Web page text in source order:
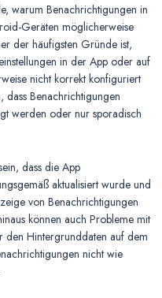
warum Benachrichtigungen in
Geräten möglicherweise
der häufigsten Gründe ist,
in der App oder auf
nicht korrekt konfiguriert
dass Benachrichtigungen
werden oder nur sporadisch
dass die App
aktualisiert wurde und
von Benachrichtigungen
können auch Probleme mit
den Hintergrunddaten auf dem
nicht wie